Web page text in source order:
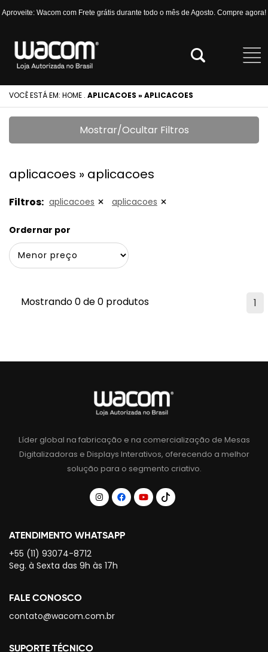
Aproveite: Wacom com Frete grátis durante todo o mês de Agosto. Compre agora!
VOCÊ ESTÁ EM: HOME . APLICACOES » APLICACOES
Mostrar/Ocultar Filtros
aplicacoes » aplicacoes
Filtros: aplicacoes aplicacoes
Ordernar por
1
Mostrando 0 de 0 produtos
Líder global na fabricação e na comercialização de Mesas
Digitalizadoras e Displays Interativos, oferecendo a melhor
solução para o segmento criativo.
ATENDIMENTO WHATSAPP
+55 (11) 93074-8712
Seg. à Sexta das 9h às 17h
FALE CONOSCO
contato@wacom.com.br
SUPORTE TÉCNICO